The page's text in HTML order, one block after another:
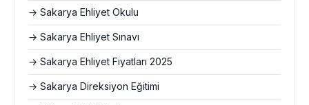
→ Sakarya Ehliyet Okulu
→ Sakarya Ehliyet Sınavı
→ Sakarya Ehliyet Fiyatları 2025
→ Sakarya Direksiyon Eğitimi